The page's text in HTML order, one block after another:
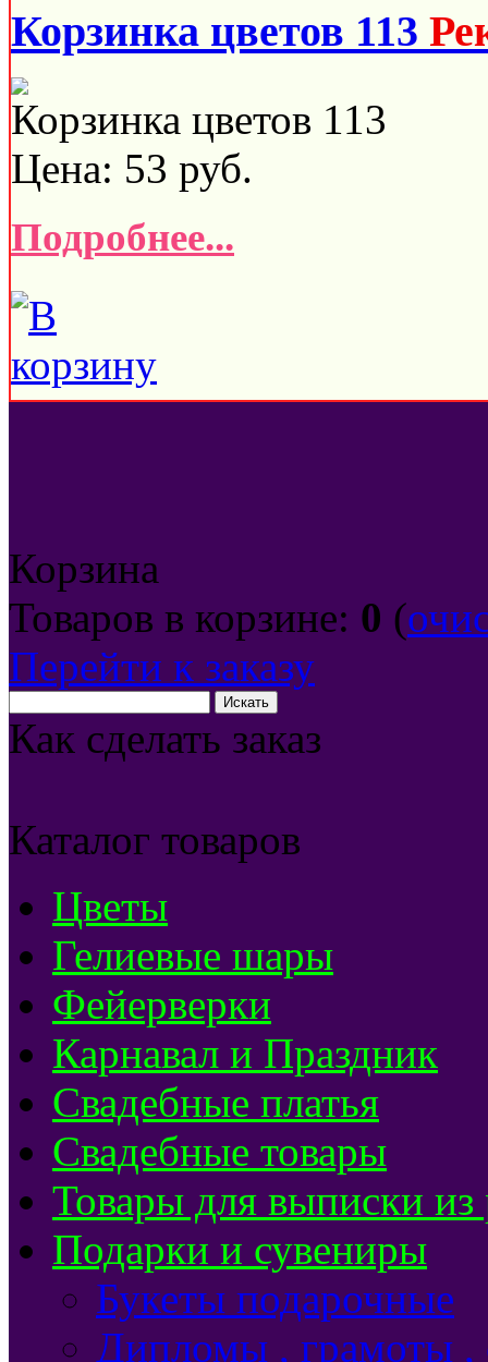
Корзинка цветов 113
Корзинка цветов 113
Цена: 53 руб.
Подробнее...
Корзина
Товаров в корзине: 0 (
Перейти к заказу
Как сделать заказ
Каталог товаров
Цветы
Гелиевые шары
Фейерверки
Карнавал и Праздник
Свадебные платья
Свадебные товары
Товары для выписки из
Подарки и сувениры
Букеты подарочные
Дипломы , грамоты ,